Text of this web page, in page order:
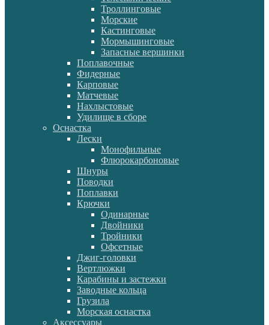
Троллинговые
Морские
Кастинговые
Мормышинговые
Запасные вершинки
Поплавочные
Фидерные
Карповые
Матчевые
Нахлыстовые
Удилище в сборе
Оснастка
Лески
Монофильные
Флюрокарбоновые
Шнуры
Поводки
Поплавки
Крючки
Одинарные
Двойники
Тройники
Офсетные
Джиг-головки
Вертлюжки
Карабины и застежки
Заводные кольца
Грузила
Морская оснастка
Аксессуары